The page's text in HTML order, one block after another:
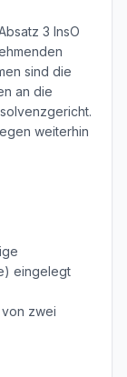
3 InsO
sind die
an die
weiterhin
eingelegt
zwei